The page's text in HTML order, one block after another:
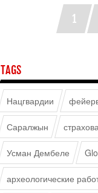
1
TAGS
Нацгвардии
Саралжын
Усман Дембеле
археологические